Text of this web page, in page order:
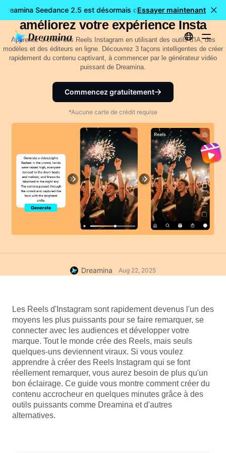
Seedance 2.5 est désormais disponible 🎉
Essayer maintenant
Comment créer des Reels Instagram :
améliorez votre expérience Insta
Apprenez à créer des Reels Instagram en utilisant des outils d'IA, des
modèles et des éditeurs en ligne. Découvrez 3 façons intelligentes de créer
rapidement du contenu captivant, à commencer par le générateur vidéo
puissant de Dreamina.
Commencez gratuitement
*Aucune carte de crédit requise
Dreamina Aug 22, 2025
Les Reels d'Instagram sont rapidement devenus l'un des
moyens les plus puissants pour se faire remarquer, se
connecter avec les audiences et développer votre
marque. Tout le monde crée des Reels, mais seuls
quelques-uns deviennent viraux. Si vous voulez
apprendre à créer des Reels Instagram qui se font
réellement remarquer, vous aurez besoin de plus qu'un
bon éclairage. Ce guide vous montre comment créer du
contenu accrocheur en quelques minutes grâce à des
outils puissants comme Dreamina et d'autres
alternatives.